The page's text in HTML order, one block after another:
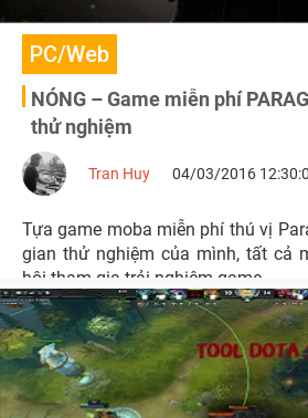
PC/Web
NÓNG – Game miễn phí
thử nghiệm
Tran Huy 04/03/2016
Tựa game moba miễn phí thú vị
gian thử nghiệm của mình, tất cả
hội tham gia trải nghiệm game.